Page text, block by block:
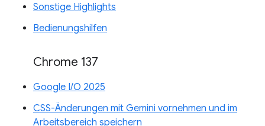
Sonstige Highlights
Bedienungshilfen
Chrome 137
Google I/O 2025
CSS-Änderungen mit Gemini vornehmen und im
Arbeitsbereich speichern